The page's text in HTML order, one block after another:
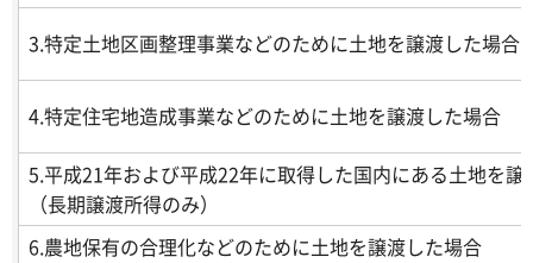
3.特定土地区画整理事業などのために土地を譲渡した場合
4.特定住宅地造成事業などのために土地を譲渡した場合
5.平成21年および平成22年に取得した国内にある土地を譲
（長期譲渡所得のみ）
6.農地保有の合理化などのために土地を譲渡した場合